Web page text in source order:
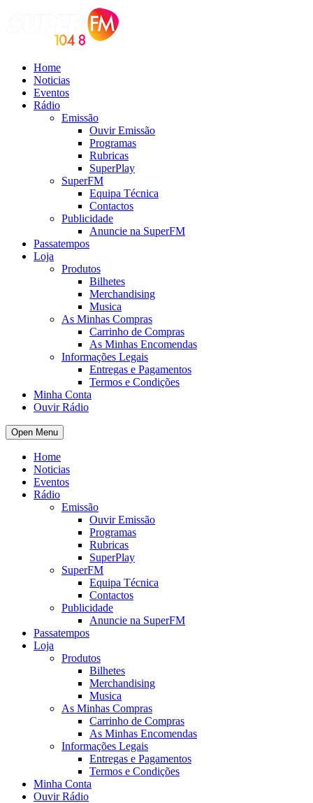
Home
Noticias
Eventos
Rádio
Emissão
Ouvir Emissão
Programas
Rubricas
SuperPlay
SuperFM
Equipa Técnica
Contactos
Publicidade
Anuncie na SuperFM
Passatempos
Loja
Produtos
Bilhetes
Merchandising
Musica
As Minhas Compras
Carrinho de Compras
As Minhas Encomendas
Informações Legais
Entregas e Pagamentos
Termos e Condições
Minha Conta
Ouvir Rádio
Open Menu
Home
Noticias
Eventos
Rádio
Emissão
Ouvir Emissão
Programas
Rubricas
SuperPlay
SuperFM
Equipa Técnica
Contactos
Publicidade
Anuncie na SuperFM
Passatempos
Loja
Produtos
Bilhetes
Merchandising
Musica
As Minhas Compras
Carrinho de Compras
As Minhas Encomendas
Informações Legais
Entregas e Pagamentos
Termos e Condições
Minha Conta
Ouvir Rádio